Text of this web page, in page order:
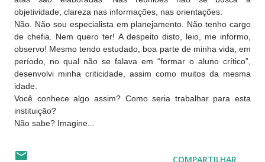
objetividade, clareza nas informações, nas orientações.
Não. Não sou especialista em planejamento. Não tenho cargo
de chefia. Nem quero ter! A despeito disto, leio, me informo,
observo! Mesmo tendo estudado, boa parte de minha vida, em
período, no qual não se falava em “formar o aluno crítico”,
desenvolvi minha criticidade, assim como muitos da mesma
idade.
Você conhece algo assim? Como seria trabalhar para esta
instituição?
Não sabe? Imagine...
COMPARTILHAR